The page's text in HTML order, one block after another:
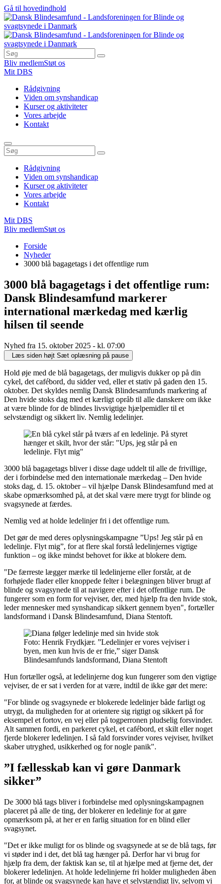
Gå til hovedindhold
Bliv medlemStøt os
Mit DBS
Rådgivning
Viden om synshandicap
Kurser og aktiviteter
Vores arbejde
Kontakt
Rådgivning
Viden om synshandicap
Kurser og aktiviteter
Vores arbejde
Kontakt
Mit DBS
Bliv medlemStøt os
Forside
Nyheder
3000 blå bagagetags i det offentlige rum
3000 blå bagagetags i det offentlige rum:
Dansk Blindesamfund markerer
international mærkedag med kærlig
hilsen til seende
Nyhed fra 15. oktober 2025 - kl. 07:00
Læs siden højt Sæt oplæsning på pause
Hold øje med de blå bagagetags, der muligvis dukker op på din
cykel, det cafébord, du sidder ved, eller et stativ på gaden den 15.
oktober. Det skyldes nemlig Dansk Blindesamfunds markering af
Den hvide stoks dag med et kærligt opråb til alle danskere om ikke
at være blinde for de blindes livsvigtige hjælpemidler til et
selvstændigt og sikkert liv. Nemlig ledelinjer.
3000 blå bagagetags bliver i disse dage uddelt til alle de frivillige,
der i forbindelse med den internationale mærkedag – Den hvide
stoks dag, d. 15. oktober – vil hjælpe Dansk Blindesamfund med at
skabe opmærksomhed på, at det skal være mere trygt for blinde og
svagsynede at færdes.
Nemlig ved at holde ledelinjer fri i det offentlige rum.
Det gør de med deres oplysningskampagne ”Ups! Jeg står på en
ledelinje. Flyt mig”, for at flere skal forstå ledelinjernes vigtige
funktion – og ikke mindst behovet for ikke at blokere dem.
"De færreste lægger mærke til ledelinjerne eller forstår, at de
forhøjede flader eller knoppede felter i belægningen bliver brugt af
blinde og svagsynede til at navigere efter i det offentlige rum. De
fungerer som en form for vejviser, der, med hjælp fra den hvide stok,
leder mennesker med synshandicap sikkert gennem byen", fortæller
landsformand i Dansk Blindesamfund, Diana Stentoft.
Foto: Henrik Frydkjær. ”Ledelinjer er vores vejviser i
byen, men kun hvis de er frie,” siger Dansk
Blindesamfunds landsformand, Diana Stentoft
Hun fortæller også, at ledelinjerne dog kun fungerer som den vigtige
vejviser, de er sat i verden for at være, indtil de ikke gør det mere:
"For blinde og svagsynede er blokerede ledelinjer både farligt og
utrygt, da muligheden for at orientere sig rigtigt og sikkert på for
eksempel et fortov, en vej eller på togperronen pludselig forsvinder.
Alt sammen fordi, en parkeret cykel, et cafébord, et skilt eller noget
fjerde blokerer ledelinjen. I så fald forsvinder vores vejviser, hvilket
skaber utryghed, usikkerhed og for nogle panik".
”I fællesskab kan vi gøre Danmark
sikker”
De 3000 blå tags bliver i forbindelse med oplysningskampagnen
placeret på alle de ting, der blokerer en ledelinje for at gøre
opmærksom på, at her er en farlig situation for en blind eller
svagsynet.
"Det er ikke muligt for os blinde og svagsynede at se de blå tags, før
vi støder ind i det, det blå tag hænger på. Derfor har vi brug for
hjælp fra dem, der faktisk kan se, til at hjælpe med at fjerne det, der
blokerer ledelinjen. At holde ledelinjerne fri holder muligheden åben
for, at blinde og svagsynede kan have et selvstændigt liv, selvom vi